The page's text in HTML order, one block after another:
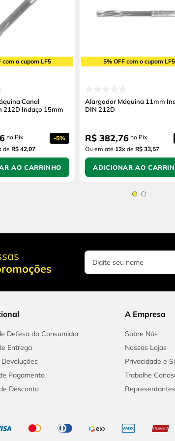
com o cupom LF5
Canal
212D Indaço 15mm
no Pix -5%
de R$ 42,07
AO CARRINHO
5% OFF com o cupom LF5
Alargador Máquina 11mm
DIN 212D
R$ 382,76 no Pix
Ou em até 12x de R$ 33,57
ADICIONAR AO
Defesa do Consumidor
Entrega
Pagamento
Desconto
A Empresa
Sobre Nós
Nossas Lojas
Privacidade e
Trabalhe
Representantes